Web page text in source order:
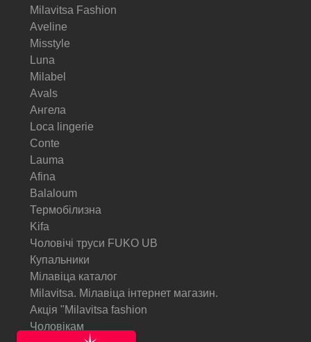
Milavitsa Fashion
Aveline
Misstyle
Luna
Milabel
Avals
Ангела
Loca lingerie
Conte
Lauma
Afina
Balaloum
Термобілизна
Kifa
Чоловічі труси FUKO UB
Купальники
Мілавіца каталог
Milavitsa. Мілавіца інтернет магазин.
Акція "Milavitsa fashion
Чоловікам